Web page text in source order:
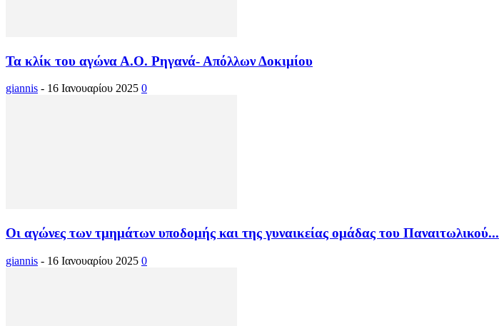
Τα κλίκ του αγώνα Α.Ο. Ρηγανά- Απόλλων Δοκιμίου
giannis - 16 Ιανουαρίου 2025 0
Οι αγώνες των τμημάτων υποδομής και της γυναικείας ομάδας του Παναιτωλικού...
giannis - 16 Ιανουαρίου 2025 0